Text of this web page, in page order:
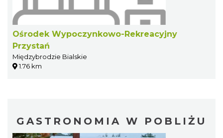
Ośrodek Wypoczynkowo-Rekreacyjny
Przystań
Międzybrodzie Bialskie
1.76 km
GASTRONOMIA W POBLIŻU